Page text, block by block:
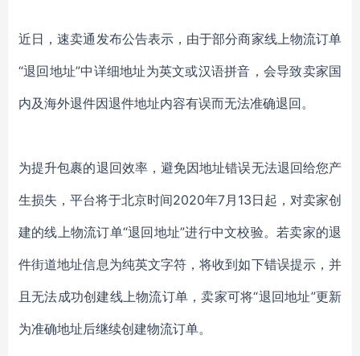
近日，速卖通发布公告表示，由于部分商家线上物流订单
“退回地址”中详细地址为英文或汉语拼音，会导致卖家国
内及海外退件因退件地址内容有误而无法准确退回。
为提升包裹的退回效率，避免因地址错误无法退回给您产
生损失，平台将于北京时间2020年7月13日起，对卖家创
建的线上物流订单“退回地址”进行中文校验。若卖家的退
件街道地址信息为纯英文字符，将收到如下错误提示，并
且无法成功创建线上物流订单，卖家可将“退回地址”更新
为准确地址后继续创建物流订单。